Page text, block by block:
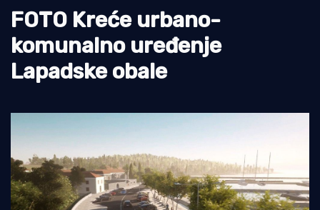
Pomorstvo
Ribolov
Ekologija
FOTO Kreće urbano-
komunalno uređenje
Lapadske obale